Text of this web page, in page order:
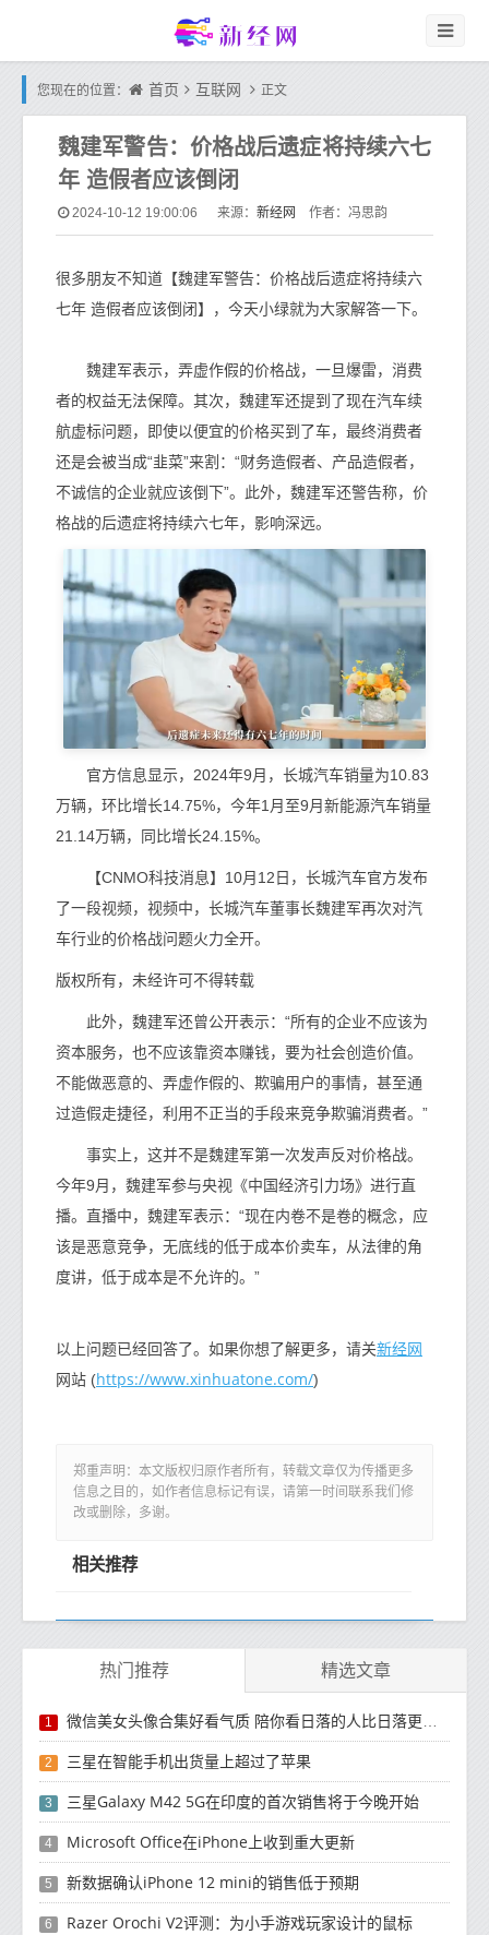
您现在的位置： 首页 互联网 正文
魏建军警告：价格战后遗症将持续六七
年 造假者应该倒闭
2024-10-12 19:00:06 来源： 新经网 作者：冯思韵
很多朋友不知道【魏建军警告：价格战后遗症将持续六
七年 造假者应该倒闭】，今天小绿就为大家解答一下。
魏建军表示，弄虚作假的价格战，一旦爆雷，消费
者的权益无法保障。其次，魏建军还提到了现在汽车续
航虚标问题，即使以便宜的价格买到了车，最终消费者
还是会被当成“韭菜”来割：“财务造假者、产品造假者，
不诚信的企业就应该倒下”。此外，魏建军还警告称，价
格战的后遗症将持续六七年，影响深远。
官方信息显示，2024年9月，长城汽车销量为10.83
万辆，环比增长14.75%，今年1月至9月新能源汽车销量
21.14万辆，同比增长24.15%。
【CNMO科技消息】10月12日，长城汽车官方发布
了一段视频，视频中，长城汽车董事长魏建军再次对汽
车行业的价格战问题火力全开。
版权所有，未经许可不得转载
此外，魏建军还曾公开表示：“所有的企业不应该为
资本服务，也不应该靠资本赚钱，要为社会创造价值。
不能做恶意的、弄虚作假的、欺骗用户的事情，甚至通
过造假走捷径，利用不正当的手段来竞争欺骗消费者。”
事实上，这并不是魏建军第一次发声反对价格战。
今年9月，魏建军参与央视《中国经济引力场》进行直
播。直播中，魏建军表示：“现在内卷不是卷的概念，应
该是恶意竞争，无底线的低于成本价卖车，从法律的角
度讲，低于成本是不允许的。”
以上问题已经回答了。如果你想了解更多，请关新经网
网站 (https://www.xinhuatone.com/)
郑重声明：本文版权归原作者所有，转载文章仅为传播更多
信息之目的，如作者信息标记有误，请第一时间联系我们修
改或删除，多谢。
相关推荐
热门推荐 精选文章
1 微信美女头像合集好看气质 陪你看日落的人比日落更浪漫
2 三星在智能手机出货量上超过了苹果
3 三星Galaxy M42 5G在印度的首次销售将于今晚开始
4 Microsoft Office在iPhone上收到重大更新
5 新数据确认iPhone 12 mini的销售低于预期
6 Razer Orochi V2评测：为小手游戏玩家设计的鼠标